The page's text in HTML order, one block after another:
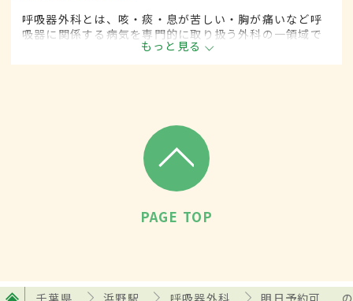
呼吸器外科とは、咳・痰・息が苦しい・胸が痛いなど呼
吸器に関係する病気を専門的に取り扱う外科の一領域で
す。平成20年4月の制度改正前は、呼吸器科と呼ばれて
いました。
もっと見る
PAGE TOP
千葉県 浜野駅 呼吸器外科 明日予約可